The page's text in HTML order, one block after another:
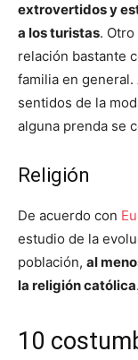
extrovertidos y
a los turistas.
relación bastante
familia en
sentidos de la
alguna prenda se
Religión
De acuerdo con
estudio de la
población, al
la religión católica.
10